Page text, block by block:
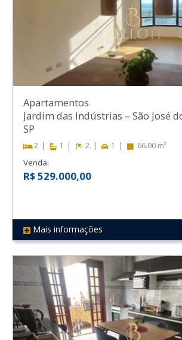
REF 517
Apartamentos
Jardim das Indústrias – São José
SP
2 1 2 1 66.00 m²
Venda:
R$ 529.000,00
Mais informações